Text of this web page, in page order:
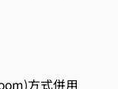
方式併用